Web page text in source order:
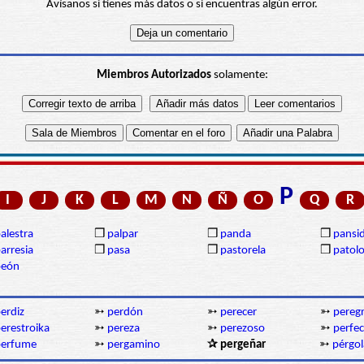
Avísanos si tienes más datos o si encuentras algún error.
Miembros Autorizadossolamente:
I J K L M N Ñ O P Q R
❒ palpar ❒ panda ❒
❒ pasa ❒ pastorela ❒
➳ perdón ➳ perecer ➳
➳ pereza ➳ perezoso ➳
➳ pergamino ✰ pergeñar ➳